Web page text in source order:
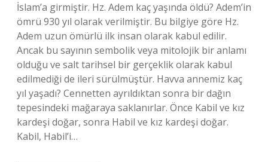
İslam’a girmiştir. Hz. Adem kaç yaşında öldü? Adem’in
ömrü 930 yıl olarak verilmiştir. Bu bilgiye göre Hz.
Adem uzun ömürlü ilk insan olarak kabul edilir.
Ancak bu sayının sembolik veya mitolojik bir anlamı
olduğu ve salt tarihsel bir gerçeklik olarak kabul
edilmediği de ileri sürülmüştür. Havva annemiz kaç
yıl yaşadı? Cennetten ayrıldıktan sonra bir dağın
tepesindeki mağaraya saklanırlar. Önce Kabil ve kız
kardeşi doğar, sonra Habil ve kız kardeşi doğar.
Kabil, Habil’i…